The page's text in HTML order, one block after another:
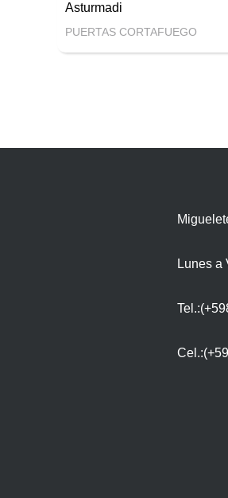
Asturmadi
PUERTAS CORTAFUEGO
Lunes a